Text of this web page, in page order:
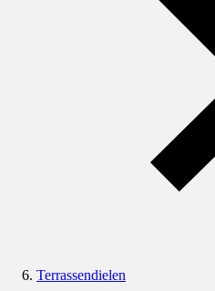
Terrassendielen